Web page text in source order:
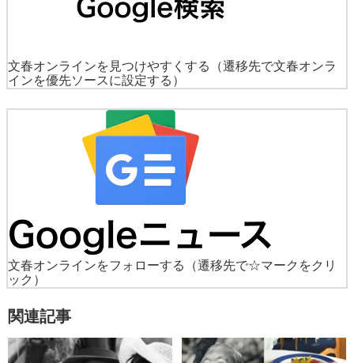
文春オンラインを見つけやすくする
（遷移先で文春オンラ
インを優先ソースに設定する）
文春オンラインをフォローする
（遷移先で☆マークをクリ
ック）
関連記事